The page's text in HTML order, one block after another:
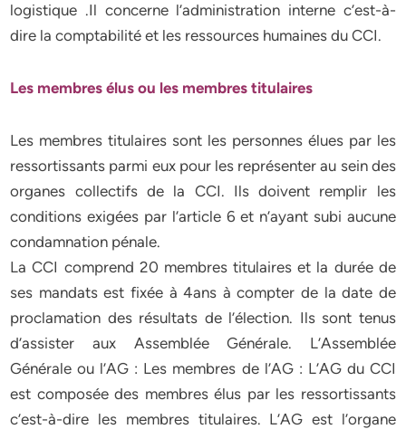
logistique .Il concerne l’administration interne c’est-à-
dire la comptabilité et les ressources humaines du CCI.
Les membres élus ou les membres titulaires
Les membres titulaires sont les personnes élues par les
ressortissants parmi eux pour les représenter au sein des
organes collectifs de la CCI. Ils doivent remplir les
conditions exigées par l’article 6 et n’ayant subi aucune
condamnation pénale.
La CCI comprend 20 membres titulaires et la durée de
ses mandats est fixée à 4ans à compter de la date de
proclamation des résultats de l’élection. Ils sont tenus
d’assister aux Assemblée Générale. L’Assemblée
Générale ou l’AG : Les membres de l’AG : L’AG du CCI
est composée des membres élus par les ressortissants
c’est-à-dire les membres titulaires. L’AG est l’organe